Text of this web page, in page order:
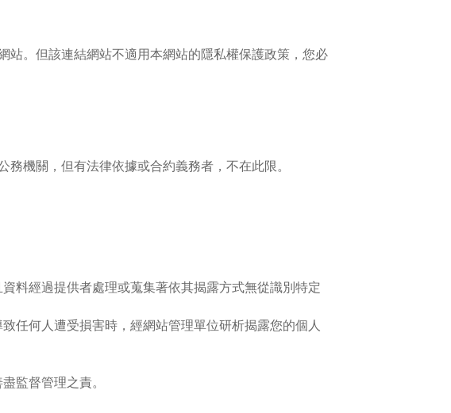
。但該連結網站不適用本網站的隱私權保護政策，您必
機關，但有法律依據或合約義務者，不在此限。
料經過提供者處理或蒐集著依其揭露方式無從識別特定
任何人遭受損害時，經網站管理單位研析揭露您的個人
監督管理之責。